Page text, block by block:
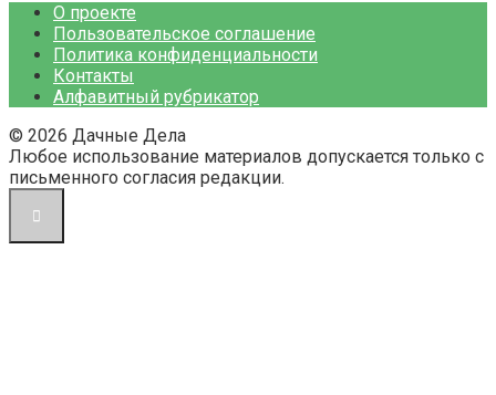
О проекте
Пользовательское соглашение
Политика конфиденциальности
Контакты
Алфавитный рубрикатор
© 2026 Дачные Дела
Любое использование материалов допускается только с
письменного согласия редакции.